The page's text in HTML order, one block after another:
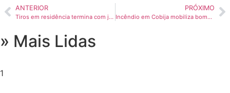
ANTERIOR
Tiros em residência termina com jovem morto no interior do Acre
PRÓXIMO
Incêndio em Cobija mobiliza bombeiros do Acre após pedido de ajuda da Bolívia
» Mais Lidas
1